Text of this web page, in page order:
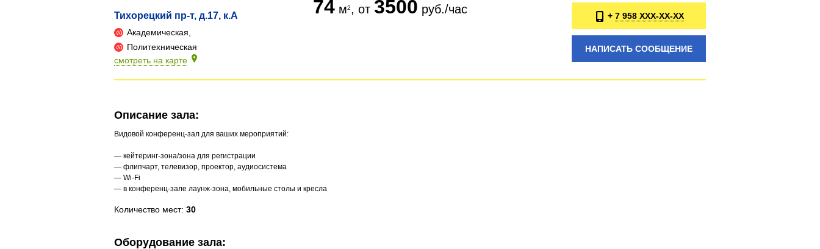
Тихорецкий пр-т, д.17, к.А
Академическая,
Политехническая
смотреть на карте
74 м , от 3500 руб./час + 7 958 XXX-XX-XX
НАПИСАТЬ СООБЩЕНИЕ
Описание зала:
Видовой конференц-зал для ваших мероприятий:
— кейтеринг-зона/зона для регистрации
— флипчарт, телевизор, проектор, аудиосистема
— Wi-Fi
— в конференц-зале лаунж-зона, мобильные столы и кресла
Количество мест: 30
Оборудование зала: